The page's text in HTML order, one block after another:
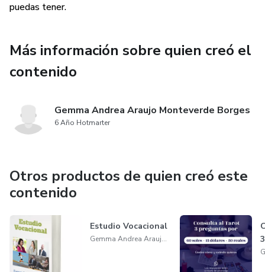
puedas tener.
Más información sobre quien creó el
contenido
Gemma Andrea Araujo Monteverde Borges
6 Año Hotmarter
Otros productos de quien creó este
contenido
Estudio Vocacional
Gemma Andrea Araujo Monteverde Borges